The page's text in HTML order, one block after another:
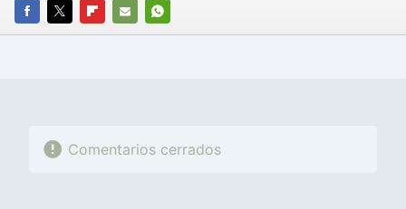
FACEBOOK
TWITTERFLIPBOARD
E-
WHATSAPP
Comentarios cerrados